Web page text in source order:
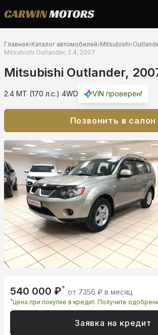
Главная›Каталог автомобилей›Mitsubishi›
Mitsubishi Outlander, 2.4, 2007
Mitsubishi Outlander,
2.4 MT (170 л.с.) 4WD VIN проверен!
Позвонить в салон
540 000 ₽* от 7356 ₽ в месяц
*Цена при покупке в кредит. Получите
Заявка на кредит